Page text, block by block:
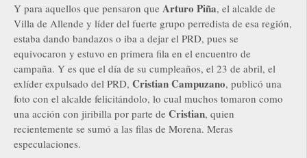
Y para aquellos que pensaron que Arturo Piña, el alcalde de
Villa de Allende y líder del fuerte grupo perredista de esa región,
estaba dando bandazos o iba a dejar el PRD, pues se
equivocaron y estuvo en primera fila en el encuentro de
campaña. Y es que el día de su cumpleaños, el 23 de abril, el
exlíder expulsado del PRD, Cristian Campuzano, publicó una
foto con el alcalde felicitándolo, lo cual muchos tomaron como
una acción con jiribilla por parte de Cristian, quien
recientemente se sumó a las filas de Morena. Meras
especulaciones.